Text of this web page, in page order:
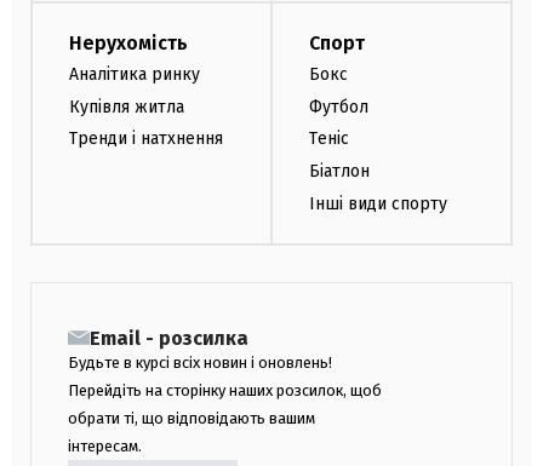
Нерухомість
Аналітика ринку
Купівля житла
Тренди і натхнення
Спорт
Бокс
Футбол
Теніс
Біатлон
Інші види спорту
Email - розсилка
Будьте в курсі всіх новин і оновлень!
Перейдіть на сторінку наших розсилок, щоб
обрати ті, що відповідають вашим
інтересам.